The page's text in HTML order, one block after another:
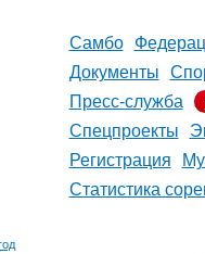
Самбо
Документы
Пресс-служба
Спецпроекты
Регистрация
Статистика